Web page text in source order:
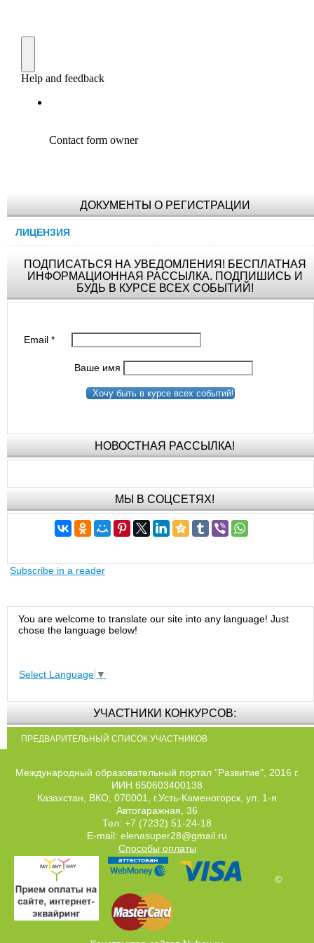
ДОКУМЕНТЫ О РЕГИСТРАЦИИ
ЛИЦЕНЗИЯ
ПОДПИСАТЬСЯ НА УВЕДОМЛЕНИЯ! БЕСПЛАТНАЯ
ИНФОРМАЦИОННАЯ РАССЫЛКА. ПОДПИШИСЬ И
БУДЬ В КУРСЕ ВСЕХ СОБЫТИЙ!
Email*
Ваше имя
Хочу быть в курсе всех событий!
НОВОСТНАЯ РАССЫЛКА!
МЫ В СОЦСЕТЯХ!
Subscribe in a reader
You are welcome to translate our site into any language! Just
chose the language below!
Select Language ▼
УЧАСТНИКИ КОНКУРСОВ:
ПРЕДВАРИТЕЛЬНЫЙ СПИСОК УЧАСТНИКОВ
Международный образовательный портал "Развитие", 2016 г.
ИИН 650603400138
Казахстан, ВКО, 070001, г.Усть-Каменогорск, ул. 1-я
Автогаражная, 36
Тел: +7 (7232) 51-24-18
E-mail: elenasuper28@gmail.ru
Способы оплаты
©